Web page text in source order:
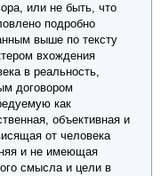
или не быть, что
подробно
выше по тексту
вхождения
в реальность,
договором
как
объективная и
от человека
и не имеющая
смысла и цели в